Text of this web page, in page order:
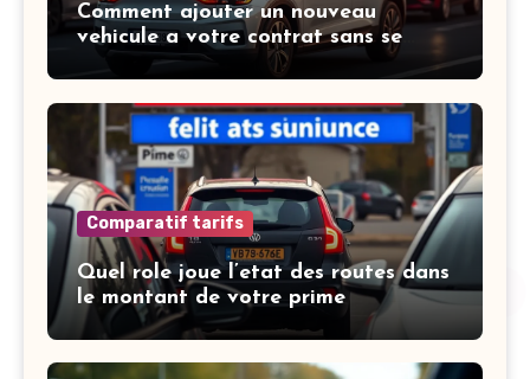
Comment ajouter un nouveau
vehicule a votre contrat sans se
tromper
Comparatif tarifs
Quel role joue l’etat des routes dans
le montant de votre prime